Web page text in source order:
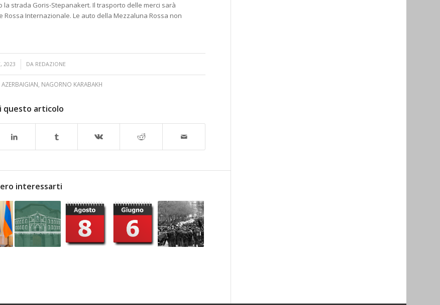
strada Goris-Stepanakert. Il trasporto delle merci sarà
Internazionale. Le auto della Mezzaluna Rossa non
2023 DA REDAZIONE
,AZERBAIGIAN NAGORNO KARABAKH
questo articolo
interessarti